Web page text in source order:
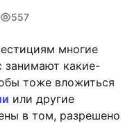
557
многие
занимают какие-
тоже вложиться
или другие
в том, разрешено